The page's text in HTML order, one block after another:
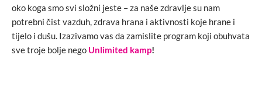
oko koga smo svi složni jeste – za naše zdravlje su nam
potrebni čist vazduh, zdrava hrana i aktivnosti koje hrane i
tijelo i dušu. Izazivamo vas da zamislite program koji obuhvata
sve troje bolje nego Unlimited kamp!